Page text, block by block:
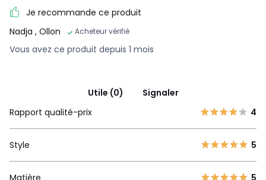
Je recommande ce produit
Nadja , Ollon Acheteur vérifié
Vous avez ce produit depuis 1 mois
Utile (0)
Signaler
Rapport qualité-prix
4
Style 5
Matière 5